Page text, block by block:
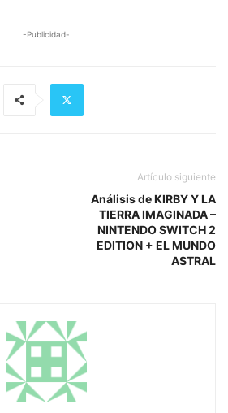
-Publicidad-
Artículo siguiente
Análisis de KIRBY Y LA
TIERRA IMAGINADA –
NINTENDO SWITCH 2
EDITION + EL MUNDO
ASTRAL